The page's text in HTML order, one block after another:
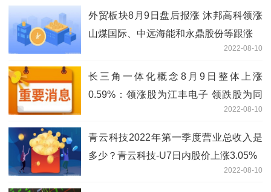
外贸板块8月9日盘后报涨 沐邦高科领涨
山煤国际、中远海能和永鼎股份等跟涨
2022-08-10
长三角一体化概念8月9日整体上涨
0.59%：领涨股为江丰电子 领跌股为同
2022-08-10
青云科技2022年第一季度营业总收入是
多少？青云科技-U7日内股价上涨3.05%
2022-08-10